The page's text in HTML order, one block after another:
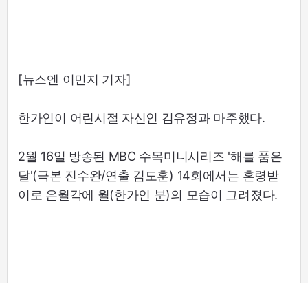
[뉴스엔 이민지 기자]
한가인이 어린시절 자신인 김유정과 마주했다.
2월 16일 방송된 MBC 수목미니시리즈 '해를 품은
달'(극본 진수완/연출 김도훈) 14회에서는 혼령받
이로 은월각에 월(한가인 분)의 모습이 그려졌다.